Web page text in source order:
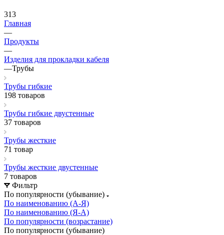
313
Главная
—
Продукты
—
Изделия для прокладки кабеля
—Трубы
Трубы гибкие
198 товаров
Трубы гибкие двустенные
37 товаров
Трубы жесткие
71 товар
Трубы жесткие двустенные
7 товаров
Фильтр
По популярности (убывание)
По наименованию (А-Я)
По наименованию (Я-А)
По популярности (возрастание)
По популярности (убывание)